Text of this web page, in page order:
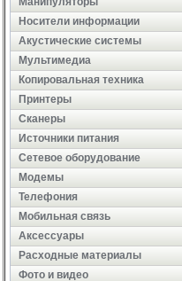
Носители информации
Акустические системы
Мультимедиа
Копировальная техника
Принтеры
Сканеры
Источники питания
Сетевое оборудование
Модемы
Телефония
Мобильная связь
Аксессуары
Расходные материалы
Фото и видео